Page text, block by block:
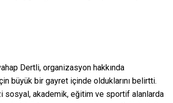
Dertli, organizasyon hakkında
büyük bir gayret içinde olduklarını belirtti.
sosyal, akademik, eğitim ve sportif alanlarda